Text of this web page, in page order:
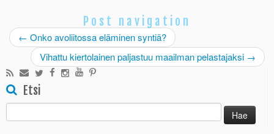
Post navigation
← Onko avoliitossa eläminen syntiä?
Vihattu kiertolainen paljastuu maailman pelastajaksi →
Etsi
Haku: